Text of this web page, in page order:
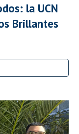
la UCN
Brillantes